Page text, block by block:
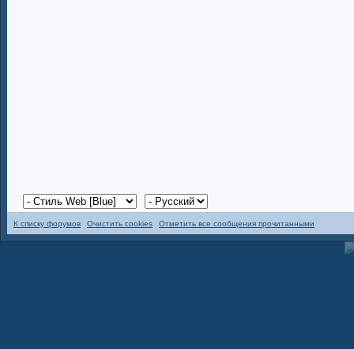
К списку форумов Очистить cookies Отметить все сообщения прочитанными